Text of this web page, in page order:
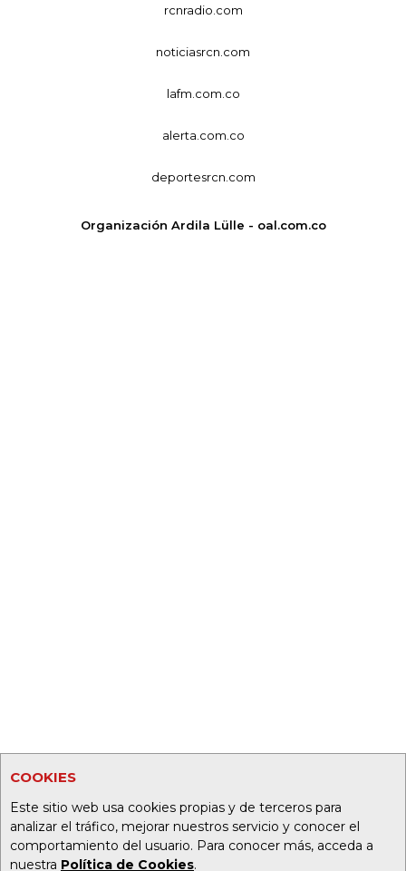
COOKIES
Este sitio web usa cookies propias y de terceros para
analizar el tráfico, mejorar nuestros servicio y conocer el
comportamiento del usuario. Para conocer más, acceda a
nuestra Política de Cookies.
rcnradio.com
noticiasrcn.com
lafm.com.co
alerta.com.co
deportesrcn.com
Organización Ardila Lülle - oal.com.co